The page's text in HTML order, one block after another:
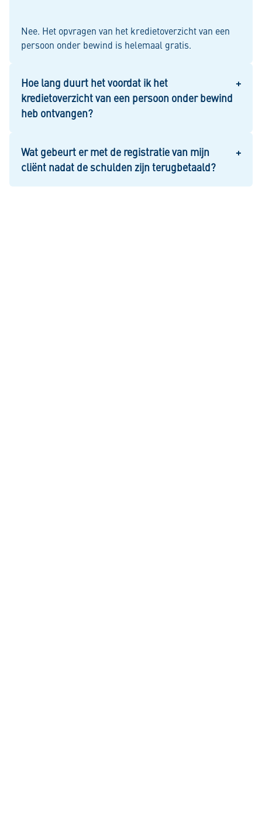
Nee. Het opvragen van het kredietoverzicht van een
persoon onder bewind is helemaal gratis.
Hoe lang duurt het voordat ik het
kredietoverzicht van een persoon onder bewind
heb ontvangen?
Wat gebeurt er met de registratie van mijn
cliënt nadat de schulden zijn terugbetaald?